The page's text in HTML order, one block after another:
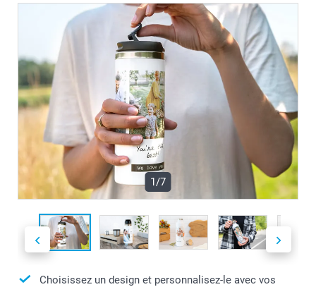
1/7
Choisissez un design et personnalisez-le avec vos